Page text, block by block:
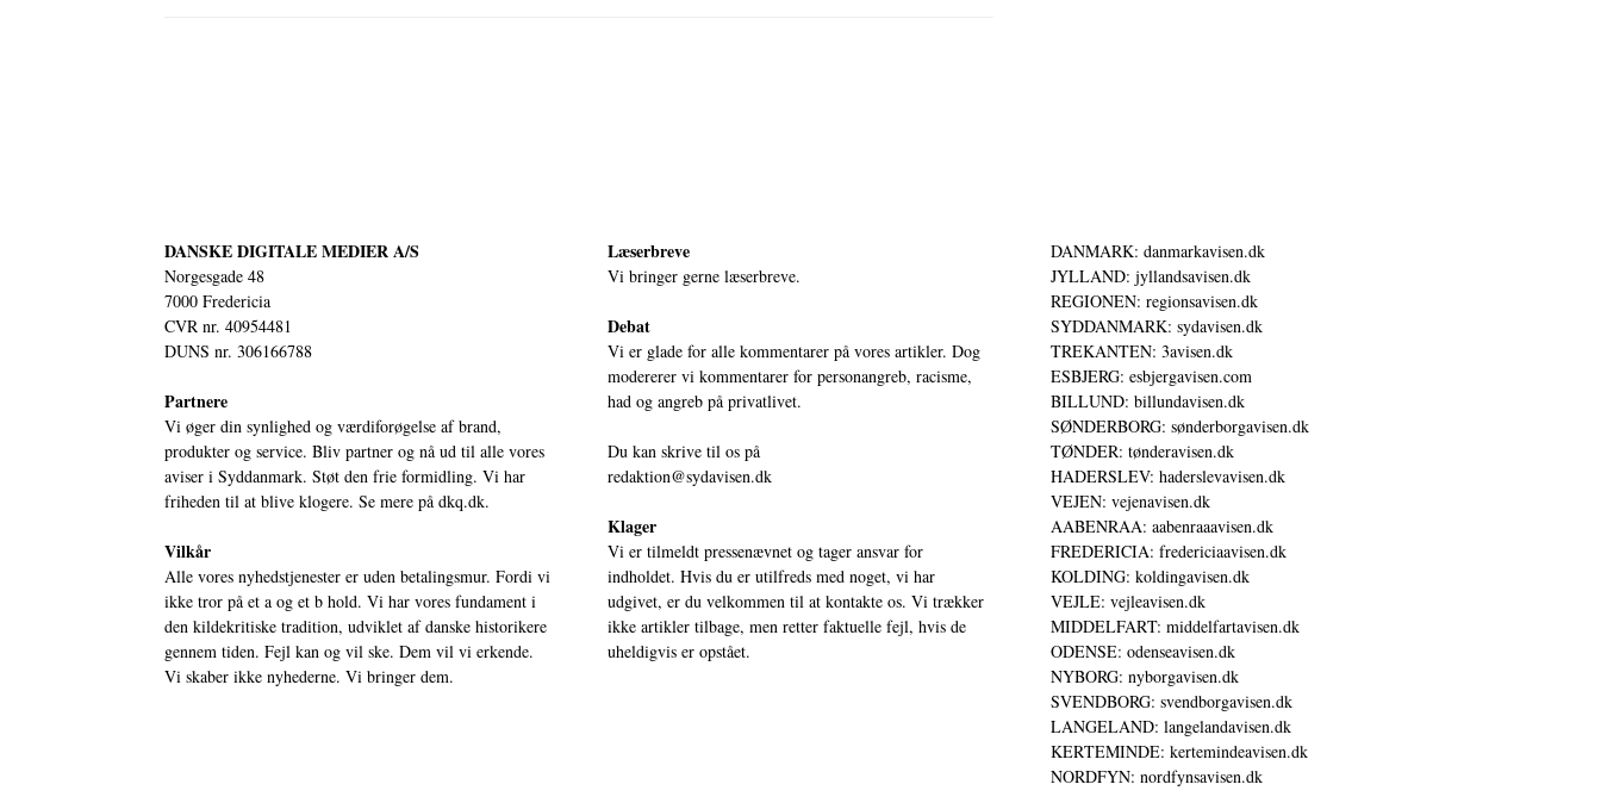
DANSKE DIGITALE MEDIER A/S
Norgesgade 48
7000 Fredericia
CVR nr. 40954481
DUNS nr. 306166788
Partnere
Vi øger din synlighed og værdiforøgelse af brand,
produkter og service. Bliv partner og nå ud til alle vores
aviser i Syddanmark. Støt den frie formidling. Vi har
friheden til at blive klogere. Se mere på dkq.dk.
Vilkår
Alle vores nyhedstjenester er uden betalingsmur. Fordi vi
ikke tror på et a og et b hold. Vi har vores fundament i
den kildekritiske tradition, udviklet af danske historikere
gennem tiden. Fejl kan og vil ske. Dem vil vi erkende.
Vi skaber ikke nyhederne. Vi bringer dem.
Læserbreve
Vi bringer gerne læserbreve.
Debat
Vi er glade for alle kommentarer på vores artikler. Dog
modererer vi kommentarer for personangreb, racisme,
had og angreb på privatlivet.
Du kan skrive til os på
redaktion@sydavisen.dk
Klager
Vi er tilmeldt pressenævnet og tager ansvar for
indholdet. Hvis du er utilfreds med noget, vi har
udgivet, er du velkommen til at kontakte os. Vi trækker
ikke artikler tilbage, men retter faktuelle fejl, hvis de
uheldigvis er opstået.
DANMARK: danmarkavisen.dk
JYLLAND: jyllandsavisen.dk
REGIONEN: regionsavisen.dk
SYDDANMARK: sydavisen.dk
TREKANTEN: 3avisen.dk
ESBJERG: esbjergavisen.com
BILLUND: billundavisen.dk
SØNDERBORG: sønderborgavisen.dk
TØNDER: tønderavisen.dk
HADERSLEV: haderslevavisen.dk
VEJEN: vejenavisen.dk
AABENRAA: aabenraaavisen.dk
FREDERICIA: fredericiaavisen.dk
KOLDING: koldingavisen.dk
VEJLE: vejleavisen.dk
MIDDELFART: middelfartavisen.dk
ODENSE: odenseavisen.dk
NYBORG: nyborgavisen.dk
SVENDBORG: svendborgavisen.dk
LANGELAND: langelandavisen.dk
KERTEMINDE: kertemindeavisen.dk
NORDFYN: nordfynsavisen.dk